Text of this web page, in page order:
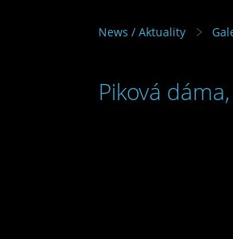
News / Aktuality
Piková